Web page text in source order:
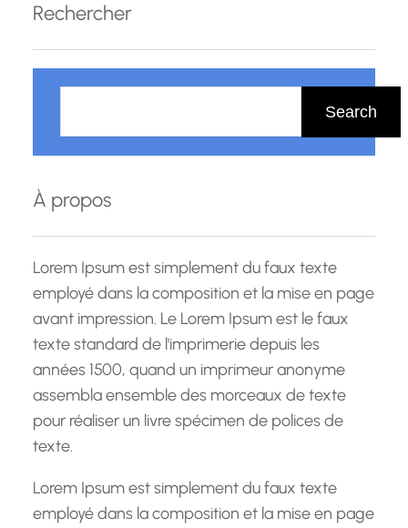
la formation comptable est un…
Rechercher
h
r
c
h
Search
À propos
Lorem Ipsum est simplement du faux texte
employé dans la composition et la mise en page
avant impression. Le Lorem Ipsum est le faux
texte standard de l'imprimerie depuis les
années 1500, quand un imprimeur anonyme
assembla ensemble des morceaux de texte
pour réaliser un livre spécimen de polices de
texte.
Lorem Ipsum est simplement du faux texte
employé dans la composition et la mise en page